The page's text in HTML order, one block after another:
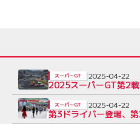
2025スーパーGT第2
スーパーGT 2025-04-22
第3ドライバー登場、
スーパーGT 2025-04-22